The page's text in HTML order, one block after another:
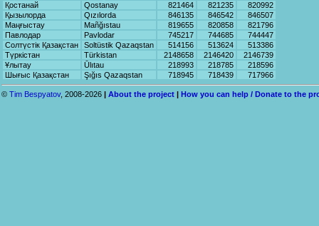
Қостанай
Qostаnаy 821464 821235
820992
Қызылорда
Qızılordа 846135 846542
846507
Маңғыстау
Mаñğıstаu 819655 820858
821796
Павлодар
Pаvlodаr 745217 744685
744447
Солтүстік Қазақстан
Soltüstik Qаzаqstаn 514156 513624
513386
Түркістан
Türkistаn 2148658 2146420
2146739
Ұлытау
Ūlıtаu 218993 218785
218596
Шығыс Қазақстан
Şığıs Qаzаqstаn 718945 718439 717966
© Tim Bespyatov, 2008-2026 | About the project | How you can help / Donate to the